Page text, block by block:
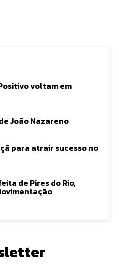
voltam em
João Nazareno
para atrair sucesso no
de Pires do Rio,